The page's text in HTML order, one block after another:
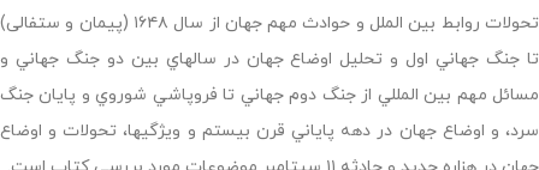
تحولات روابط بين الملل و حوادث مهم جهان از سال ۱۶۴۸ (پیمان و ستفالی)
تا جنگ جهاني اول و تحليل اوضاع جهان در سالهاي بين دو جنگ جهاني و
مسائل مهم بين المللي از جنگ دوم جهاني تا فروپاشي شوروي و پايان جنگ
سرد، و اوضاع جهان در دهه پاياني قرن بيستم و ويژگيها، تحولات و اوضاع